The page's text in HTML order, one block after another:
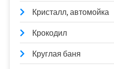
Кристалл, автомойка
Крокодил
Круглая баня